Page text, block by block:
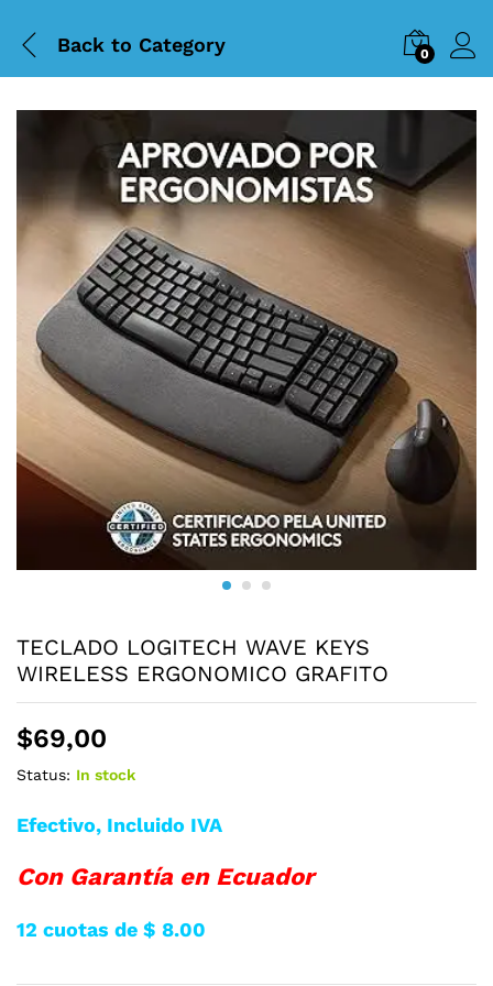
Back to Category 0
TECLADO LOGITECH WAVE KEYS
WIRELESS ERGONOMICO GRAFITO
$69,00
Status: In stock
Efectivo, Incluido IVA
Con Garantía en Ecuador
12 cuotas de $ 8.00